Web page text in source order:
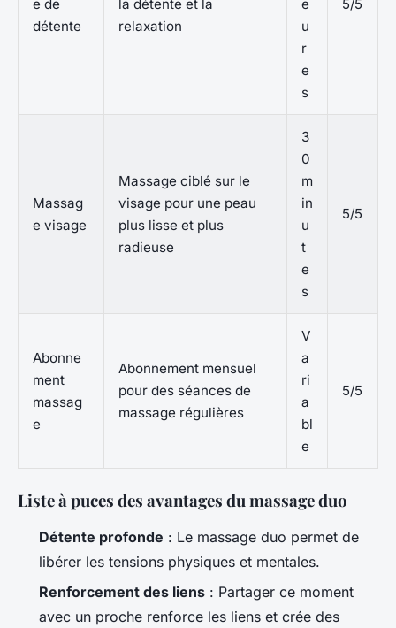
e de
détente
la détente et la
relaxation
e
u
r
e
s
5/5
Massag
e visage
Massage ciblé sur le
visage pour une peau
plus lisse et plus
radieuse
3
0
m
in
u
t
e
s
5/5
Abonne
ment
massag
e
Abonnement mensuel
pour des séances de
massage régulières
V
a
ri
a
bl
e
5/5
Liste à puces des avantages du massage duo
Détente profonde : Le massage duo permet de
libérer les tensions physiques et mentales.
Renforcement des liens : Partager ce moment
avec un proche renforce les liens et crée des